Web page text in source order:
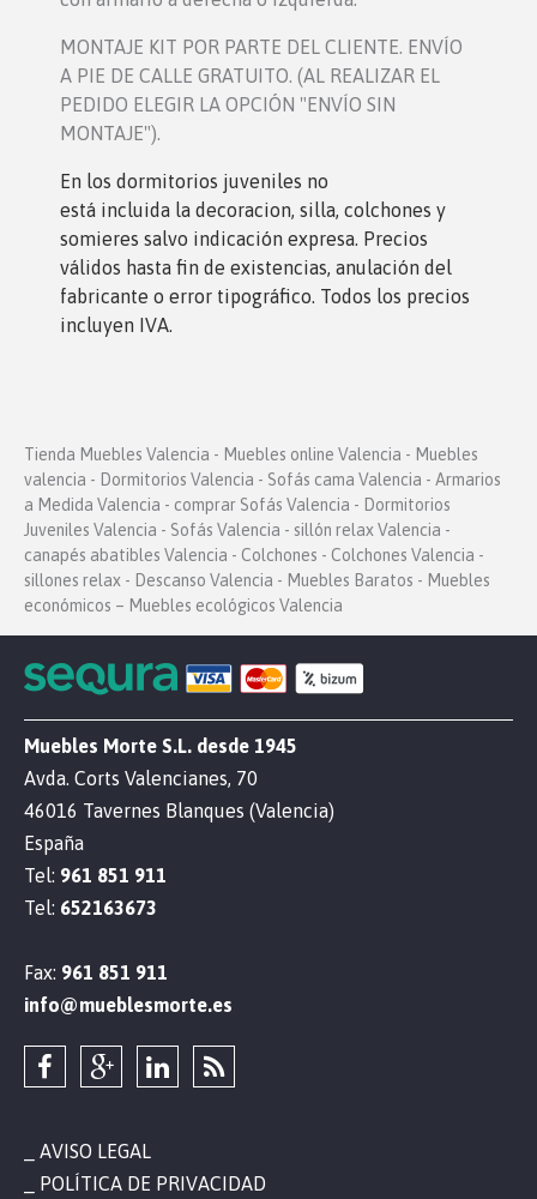
MONTAJE KIT POR PARTE DEL CLIENTE. ENVÍO
A PIE DE CALLE GRATUITO. (AL REALIZAR EL
PEDIDO ELEGIR LA OPCIÓN "ENVÍO SIN
MONTAJE").
En los dormitorios juveniles no
está incluida la decoracion, silla, colchones y
somieres salvo indicación expresa. Precios
válidos hasta fin de existencias, anulación del
fabricante o error tipográfico. Todos los precios
incluyen IVA.
Tienda Muebles Valencia - Muebles online Valencia - Muebles
valencia - Dormitorios Valencia - Sofás cama Valencia - Armarios
a Medida Valencia - comprar Sofás Valencia - Dormitorios
Juveniles Valencia - Sofás Valencia - sillón relax Valencia -
canapés abatibles Valencia - Colchones - Colchones Valencia -
sillones relax - Descanso Valencia - Muebles Baratos - Muebles
económicos – Muebles ecológicos Valencia
Muebles Morte S.L. desde 1945
Avda. Corts Valencianes, 70
46016 Tavernes Blanques (Valencia)
España
Tel: 961 851 911
Tel: 652163673
Fax: 961 851 911
info@mueblesmorte.es
AVISO LEGAL
POLÍTICA DE PRIVACIDAD